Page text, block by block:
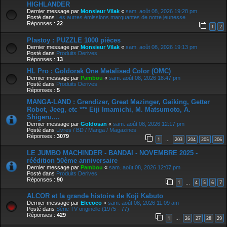
HIGHLANDER
Dernier message par Monsieur Vilak « sam. août 08, 2026 19:28 pm
Posté dans
Les autres émissions marquantes de notre jeunesse
Réponses : 22 1 2
Plastoy : PUZZLE 1000 pièces
Dernier message par Monsieur Vilak « sam. août 08, 2026 19:13 pm
Posté dans Produits Derives
Réponses : 13
HL Pro : Goldorak One Metalised Color (OMC)
Dernier message par Pambou « sam. août 08, 2026 18:47 pm
Posté dans Produits Derives
Réponses : 5
MANGA-LAND : Grendizer, Great Mazinger, Gaiking, Getter
Robot, Jeeg, etc *** Eiji Imamichi, M. Matsumoto, A.
Shigeru....
Dernier message par Goldosan « sam. août 08, 2026 12:17 pm
Posté dans Livres / BD / Manga / Magazines
Réponses : 3079 1 … 203 204 205 206
LE JUMBO MACHINDER - BANDAI - NOVEMBRE 2025 -
réédition 50ème anniversaire
Dernier message par Pambou « sam. août 08, 2026 12:07 pm
Posté dans Produits Derives
Réponses : 90 1 4 5 6 7
ALCOR et la grande histoire de Koji Kabuto
Dernier message par Elecoco « sam. août 08, 2026 11:09 am
Posté dans Série TV originelle (1975 - 77)
Réponses : 429 1 … 26 27 28 29